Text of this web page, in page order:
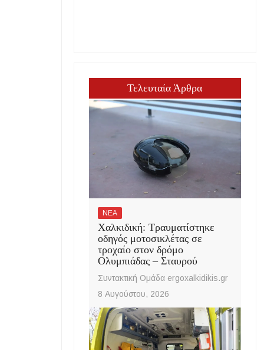
Τελευταία Άρθρα
ΝΕΑ
Χαλκιδική: Τραυματίστηκε
οδηγός μοτοσικλέτας σε
τροχαίο στον δρόμο
Ολυμπιάδας – Σταυρού
Συντακτική Ομάδα ergoxalkidikis.gr
8 Αυγούστου, 2026